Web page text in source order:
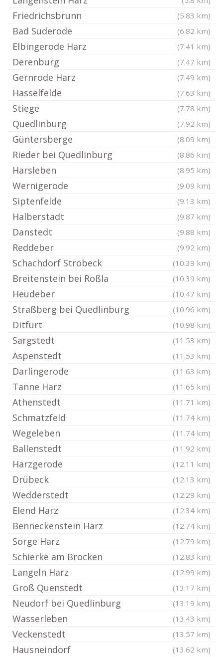
Friedrichsbrunn (5.83 km)
Bad Suderode (6.82 km)
Elbingerode Harz (7.41 km)
Derenburg (7.47 km)
Gernrode Harz (7.49 km)
Hasselfelde (7.63 km)
Stiege (7.78 km)
Quedlinburg (7.92 km)
Güntersberge (8.09 km)
Rieder bei Quedlinburg (8.86 km)
Harsleben (8.95 km)
Wernigerode (9.09 km)
Siptenfelde (9.13 km)
Halberstadt (9.87 km)
Danstedt (9.88 km)
Reddeber (9.92 km)
Schachdorf Ströbeck (10.39 km)
Breitenstein bei Roßla (10.39 km)
Heudeber (10.47 km)
Straßberg bei Quedlinburg (10.96 km)
Ditfurt (10.98 km)
Sargstedt (11.53 km)
Aspenstedt (11.53 km)
Darlingerode (11.63 km)
Tanne Harz (11.65 km)
Athenstedt (11.71 km)
Schmatzfeld (11.74 km)
Wegeleben (11.74 km)
Ballenstedt (11.92 km)
Harzgerode (12.11 km)
Drübeck (12.13 km)
Wedderstedt (12.29 km)
Elend Harz (12.34 km)
Benneckenstein Harz (12.74 km)
Sorge Harz (12.79 km)
Schierke am Brocken (12.83 km)
Langeln Harz (12.99 km)
Groß Quenstedt (13.17 km)
Neudorf bei Quedlinburg (13.19 km)
Wasserleben (13.43 km)
Veckenstedt (13.57 km)
Hausneindorf (13.62 km)